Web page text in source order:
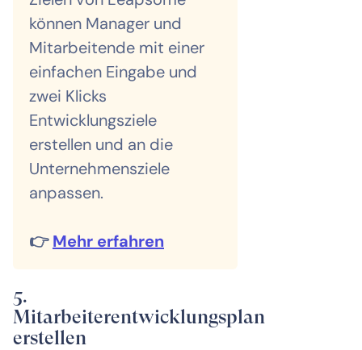
können Manager und
Mitarbeitende mit einer
einfachen Eingabe und
zwei Klicks
Entwicklungsziele
erstellen und an die
Unternehmensziele
anpassen.
👉Mehr erfahren
5.
Mitarbeiterentwicklungsplan
erstellen